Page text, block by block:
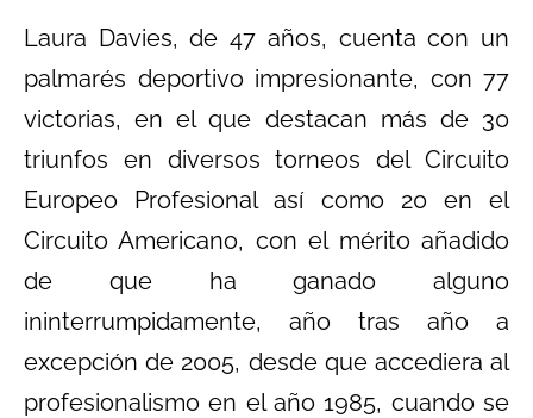
Laura Davies, de 47 años, cuenta con un
palmarés deportivo impresionante, con 77
victorias, en el que destacan más de 30
triunfos en diversos torneos del Circuito
Europeo Profesional así como 20 en el
Circuito Americano, con el mérito añadido
de que ha ganado alguno
ininterrumpidamente, año tras año a
excepción de 2005, desde que accediera al
profesionalismo en el año 1985, cuando se